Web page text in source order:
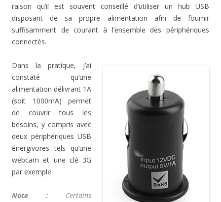
raison qu’il est souvent conseillé d’utiliser un hub USB
disposant de sa propre alimentation afin de fournir
suffisamment de courant à l’ensemble des périphériques
connectés.
Dans la pratique, j’ai
constaté qu’une
alimentation délivrant 1A
(soit 1000mA) permet
de couvrir tous les
besoins, y compris avec
deux périphériques USB
énergivores tels qu’une
webcam et une clé 3G
par exemple.
Note : Certains